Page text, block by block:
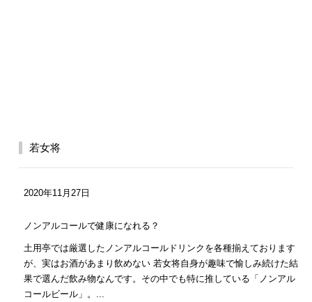
若女将
2020年11月27日
ノンアルコールで健康になれる？
土用亭では厳選したノンアルコールドリンクを各種揃えております
が、実はお酒があまり飲めない 若女将自身が趣味で愉しみ続けた結
果で選んだ飲み物なんです。その中でも特に推している「ノンアル
コールビール」。...